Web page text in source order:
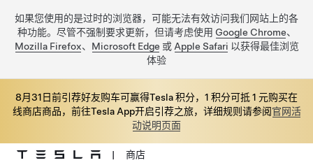
如果您使用的是过时的浏览器，可能无法有效访问我们网站上的各
种功能。尽管不强制要求更新，但请考虑使用 Google Chrome、
Mozilla Firefox、 Microsoft Edge 或 Apple Safari 以获得最佳浏览
体验
8月31日前引荐好友购车可赢得Tesla 积分，1 积分可抵 1 元购买在
线商店商品，前往Tesla App开启引荐之旅，详细规则请参阅官网活
动说明页面
| 商店